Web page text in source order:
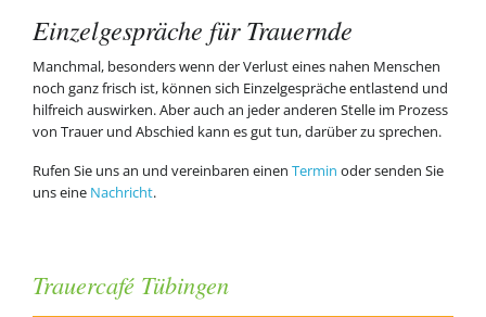
Einzelgespräche für Trauernde
Manchmal, besonders wenn der Verlust eines nahen Menschen
noch ganz frisch ist, können sich Einzelgespräche entlastend und
hilfreich auswirken. Aber auch an jeder anderen Stelle im Prozess
von Trauer und Abschied kann es gut tun, darüber zu sprechen.
Rufen Sie uns an und vereinbaren einen Termin oder senden Sie
uns eine Nachricht.
Trauercafé Tübingen